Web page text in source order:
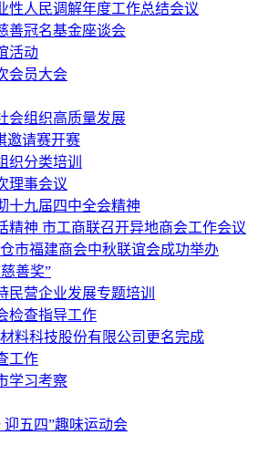
性人民调解年度工作总结会议
善冠名基金座谈会
活动
会员大会
会组织高质量发展
邀请赛开赛
织分类培训
理事会议
十九届四中全会精神
精神 市工商联召开异地商会工作会议
市福建商会中秋联谊会成功举办
善奖”
民营企业发展专题培训
检查指导工作
料科技股份有限公司更名完成
工作
学习考察
五四”趣味运动会